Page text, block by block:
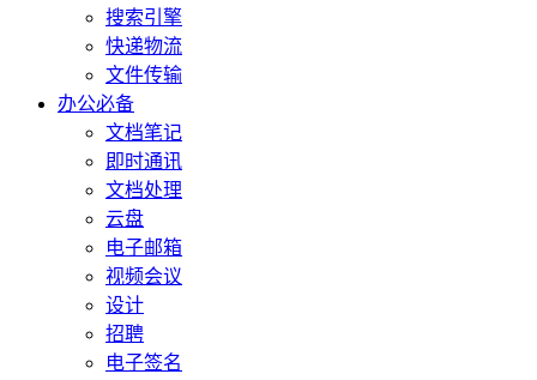
搜索引擎
快递物流
文件传输
办公必备
文档笔记
即时通讯
文档处理
云盘
电子邮箱
视频会议
设计
招聘
电子签名